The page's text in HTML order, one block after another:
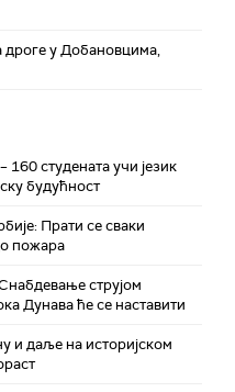
у Добановцима,
студената учи језик
будућност
Прати се сваки
пожара
струјом
Дунава ће се наставити
и даље на историјском